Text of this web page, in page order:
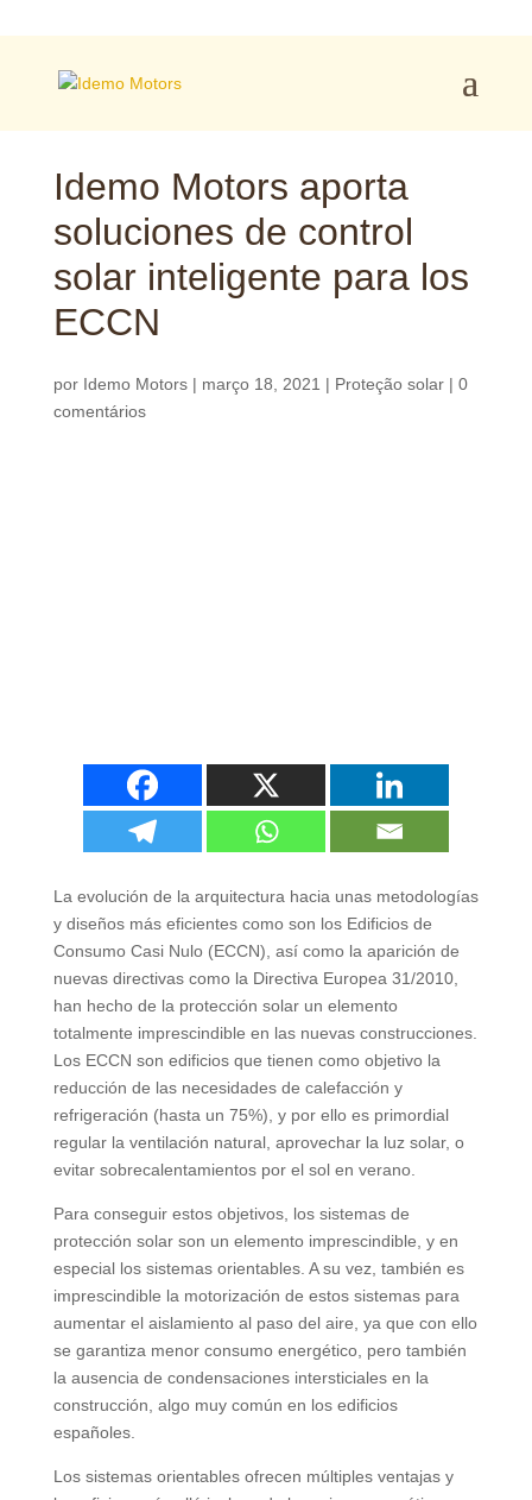
Idemo Motors aporta
soluciones de control
solar inteligente para los
ECCN
por Idemo Motors| março 18, 2021 | Proteção solar| 0
comentários
La evolución de la arquitectura hacia unas metodologías
y diseños más eficientes como son los Edificios de
Consumo Casi Nulo(ECCN), así como la aparición de
nuevas directivas como la Directiva Europea 31/2010,
han hecho de la protección solar un elemento
totalmente imprescindible en las nuevas construcciones.
Los ECCN son edificios que tienen como objetivo la
reducción de las necesidades de calefacción y
refrigeración (hasta un 75%), y por ello es primordial
regular la ventilación natural, aprovechar la luz solar, o
evitar sobrecalentamientos por el sol en verano.
Para conseguir estos objetivos, los sistemas de
protección solar son un elemento imprescindible y en
especial los sistemas orientables. A su vez, también es
imprescindible la motorización de estos sistemas para
aumentar el aislamiento al paso del aire ya que con ello
se garantiza menor consumo energético, pero también
la ausencia de condensaciones intersticiales en la
construcción algo muy común en los edificios
españoles.
Los sistemas orientables ofrecen múltiples ventajas y